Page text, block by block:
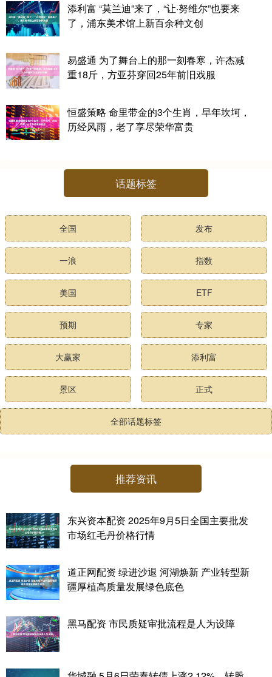
添利富 “莫兰迪”来了，“让·努维尔”也要来
了，浦东美术馆上新百余种文创
易盛通 为了舞台上的那一刻春寒，许杰减
重18斤，方亚芬穿回25年前旧戏服
恒盛策略 命里带金的3个生肖，早年坎坷，
历经风雨，老了享尽荣华富贵
话题标签
全国 发布
一浪 指数
美国 ETF
预期 专家
大赢家 添利富
景区 正式
全部话题标签
推荐资讯
东兴资本配资 2025年9月5日全国主要批发
市场红毛丹价格行情
道正网配资 绿进沙退 河湖焕新 产业转型新
疆厚植高质量发展绿色底色
黑马配资 市民质疑审批流程是人为设障